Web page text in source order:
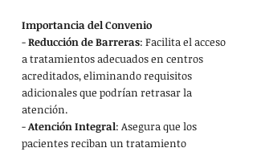
Importancia del Convenio
- Reducción de Barreras: Facilita el acceso
a tratamientos adecuados en centros
acreditados, eliminando requisitos
adicionales que podrían retrasar la
atención.
- Atención Integral: Asegura que los
pacientes reciban un tratamiento